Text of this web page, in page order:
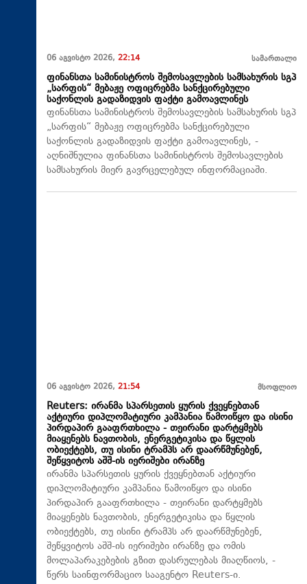
06 აგვისტო 2026, 22:14 სამართალი
ფინანსთა სამინისტროს შემოსავლების სამსახურის სგპ
„სარფის“ მებაჟე ოფიცრებმა სანქცირებული
საქონლის გადაზიდვის ფაქტი გამოავლინეს
ფინანსთა სამინისტროს შემოსავლების სამსახურის სგპ
„სარფის“ მებაჟე ოფიცრებმა სანქცირებული
საქონლის გადაზიდვის ფაქტი გამოავლინეს, -
აღნიშნულია ფინანსთა სამინისტროს შემოსავლების
სამსახურის მიერ გავრცელებულ ინფორმაციაში.
06 აგვისტო 2026, 21:54 მსოფლიო
Reuters: ირანმა სპარსეთის ყურის ქვეყნებთან
აქტიური დიპლომატიური კამპანია წამოიწყო და ისინი
პირდაპირ გააფრთხილა - თეირანი დარტყმებს
მიაყენებს ნავთობის, ენერგეტიკისა და წყლის
ობიექტებს, თუ ისინი ტრამპს არ დაარწმუნებენ,
შეწყვიტოს აშშ-ის იერიშები ირანზე
ირანმა სპარსეთის ყურის ქვეყნებთან აქტიური
დიპლომატიური კამპანია წამოიწყო და ისინი
პირდაპირ გააფრთხილა - თეირანი დარტყმებს
მიაყენებს ნავთობის, ენერგეტიკისა და წყლის
ობიექტებს, თუ ისინი ტრამპს არ დაარწმუნებენ,
შეწყვიტოს აშშ-ის იერიშები ირანზე და ომის
მოლაპარაკებების გზით დასრულებას მიაღწიოს, -
წერს საინფორმაციო სააგენტო Reuters-ი.